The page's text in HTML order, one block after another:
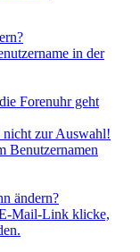
in der
Forenuhr geht
nicht zur Auswahl!
Benutzernamen
ändern?
Mail-Link klicke,